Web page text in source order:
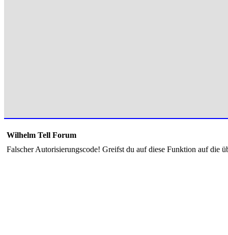
Wilhelm Tell Forum
Falscher Autorisierungscode! Greifst du auf diese Funktion auf die